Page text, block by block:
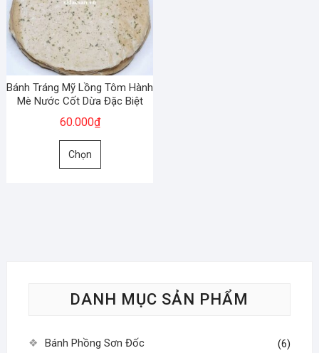
Bánh Tráng Mỹ Lồng Tôm Hành
Mè Nước Cốt Dừa Đặc Biệt
60.000₫
Chọn
Sản
chọn
được
DANH MỤC SẢN PHẨM
Bánh Phồng Sơn Đốc (6)